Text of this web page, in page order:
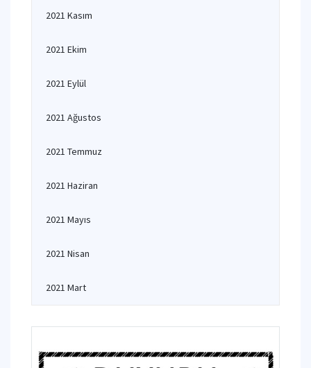
2021 Kasım
2021 Ekim
2021 Eylül
2021 Ağustos
2021 Temmuz
2021 Haziran
2021 Mayıs
2021 Nisan
2021 Mart